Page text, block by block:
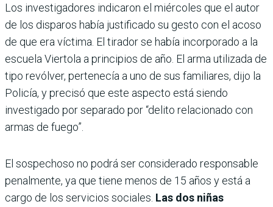
Los investigadores indicaron el miércoles que el autor
de los disparos había justificado su gesto con el acoso
de que era víctima. El tirador se había incorporado a la
escuela Viertola a principios de año. El arma utilizada de
tipo revólver, pertenecía a uno de sus familiares, dijo la
Policía, y precisó que este aspecto está siendo
investigado por separado por “delito relacionado con
armas de fuego”.
El sospechoso no podrá ser considerado responsable
penalmente, ya que tiene menos de 15 años y está a
cargo de los servicios sociales. Las dos niñas